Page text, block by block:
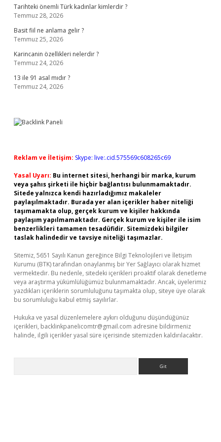
Tarihteki önemli Türk kadınlar kimlerdir ?
Temmuz 28, 2026
Basit fiil ne anlama gelir ?
Temmuz 25, 2026
Karincanin özellikleri nelerdir ?
Temmuz 24, 2026
13 ile 91 asal mıdır ?
Temmuz 24, 2026
Reklam ve İletişim: Skype: live:.cid.575569c608265c69
Yasal Uyarı: Bu internet sitesi, herhangi bir marka, kurum
veya şahıs şirketi ile hiçbir bağlantısı bulunmamaktadır.
Sitede yalnızca kendi hazırladığımız makaleler
paylaşılmaktadır. Burada yer alan içerikler haber niteliği
taşımamakta olup, gerçek kurum ve kişiler hakkında
paylaşım yapılmamaktadır. Gerçek kurum ve kişiler ile isim
benzerlikleri tamamen tesadüfidir. Sitemizdeki bilgiler
taslak halindedir ve tavsiye niteliği taşımazlar.
Sitemiz, 5651 Sayılı Kanun gereğince Bilgi Teknolojileri ve İletişim
Kurumu (BTK) tarafından onaylanmış bir Yer Sağlayıcı olarak hizmet
vermektedir. Bu nedenle, sitedeki içerikleri proaktif olarak denetleme
veya araştırma yükümlülüğümüz bulunmamaktadır. Ancak, üyelerimiz
yazdıkları içeriklerin sorumluluğunu taşımakta olup, siteye üye olarak
bu sorumluluğu kabul etmiş sayılırlar.
Hukuka ve yasal düzenlemelere aykırı olduğunu düşündüğünüz
içerikleri, backlinkpanelicomtr@gmail.com adresine bildirmeniz
halinde, ilgili içerikler yasal süre içerisinde sitemizden kaldırılacaktır.